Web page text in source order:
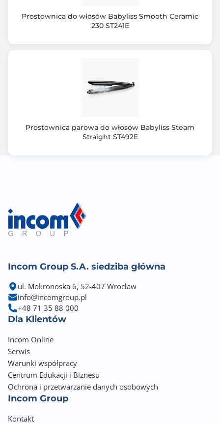
Prostownica do włosów Babyliss Smooth Ceramic
230 ST241E
Prostownica parowa do włosów Babyliss Steam
Straight ST492E
Incom Group S.A. siedziba główna
ul. Mokronoska 6, 52-407 Wrocław
info@incomgroup.pl
+48 71 35 88 000
Dla Klientów
Incom Online
Serwis
Warunki współpracy
Centrum Edukacji i Biznesu
Ochrona i przetwarzanie danych osobowych
Incom Group
Kontakt